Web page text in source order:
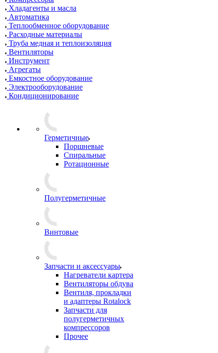
Хладагенты и масла
Автоматика
Теплообменное оборудование
Расходные материалы
Труба медная и теплоизоляция
Вентиляторы
Инструмент
Агрегаты
Емкостное оборудование
Электрооборудование
Кондиционирование
Герметичные
Поршневые
Спиральные
Ротационные
Полугерметичные
Винтовые
Запчасти и аксессуары
Нагреватели картера
Вентиляторы обдува
Вентиля, прокладки
и адаптеры Rotalock
Запчасти для
полугерметичных
компрессоров
Прочее